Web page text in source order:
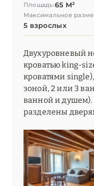
Площадь:65 М²
Максимальное
5 взрослых
Двухуровневый
кроватью king-
кроватями
зоной, 2 или 3
ванной и душем).
разделены